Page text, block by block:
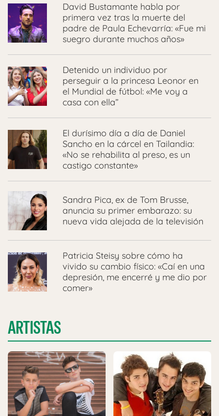
David Bustamante habla por
primera vez tras la muerte del
padre de Paula Echevarría: «Fue mi
suegro durante muchos años»
Detenido un individuo por
perseguir a la princesa Leonor en
el Mundial de fútbol: «Me voy a
casa con ella”
El durísimo día a día de Daniel
Sancho en la cárcel en Tailandia:
«No se rehabilita al preso, es un
castigo constante»
Sandra Pica, ex de Tom Brusse,
anuncia su primer embarazo: su
nueva vida alejada de la televisión
Patricia Steisy sobre cómo ha
vivido su cambio físico: «Caí en una
depresión, me encerré y me dio por
comer»
ARTISTAS